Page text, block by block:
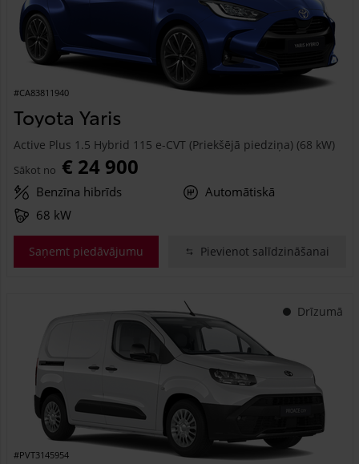
#CA83811940
Toyota Yaris
Active Plus 1.5 Hybrid 115 e-CVT (Priekšējā piedziņa) (68 kW)
Sākot no € 24 900
Benzīna hibrīds
Automātiskā
68 kW
Saņemt piedāvājumu Pievienot salīdzināšanai
Drīzumā
#PVT3145954